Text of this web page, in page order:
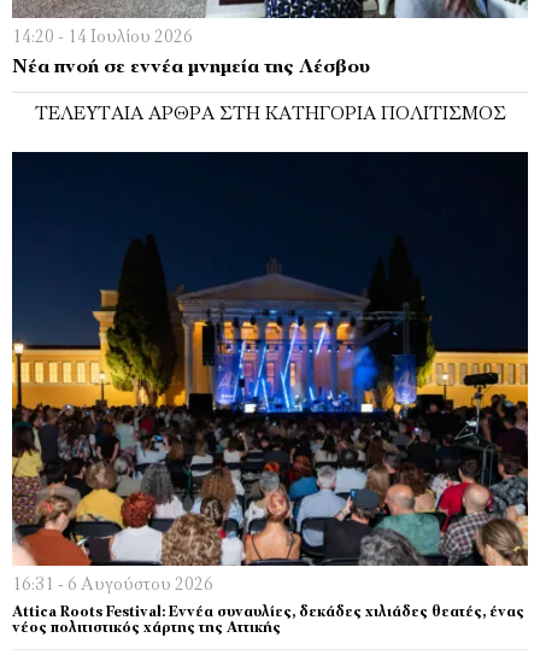
14:20 - 14 Ιουλίου 2026
Νέα πνοή σε εννέα μνημεία της Λέσβου
ΤΕΛΕΥΤΑΊΑ ΆΡΘΡΑ ΣΤΗ ΚΑΤΗΓΟΡΊΑ ΠΟΛΙΤΙΣΜΌΣ
16:31 - 6 Αυγούστου 2026
Attica Roots Festival: Εννέα συναυλίες, δεκάδες χιλιάδες θεατές, ένας
νέος πολιτιστικός χάρτης της Αττικής